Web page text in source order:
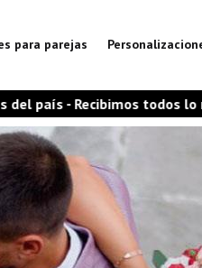
para parejas
todos lo medios de pago